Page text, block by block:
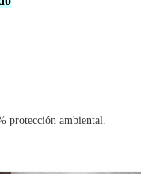
protección ambiental.